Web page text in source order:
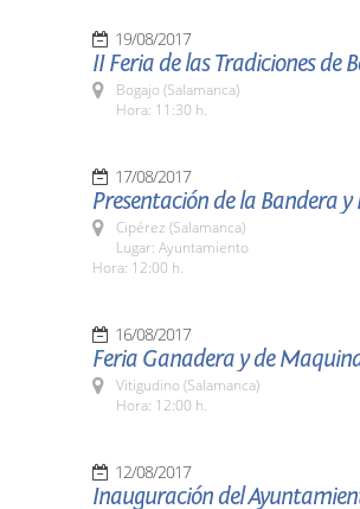
19/08/2017
II Feria de las Tradiciones de
Bogajo (Salamanca)
Hora: 11:30 h.
17/08/2017
Presentación de la Bandera y
Cipérez (Salamanca)
Lugar: Ayuntamiento
Hora: 12:00 h.
16/08/2017
Feria Ganadera y de
Vitigudino (Salamanca)
Hora: 12:00 h.
12/08/2017
Inauguración del